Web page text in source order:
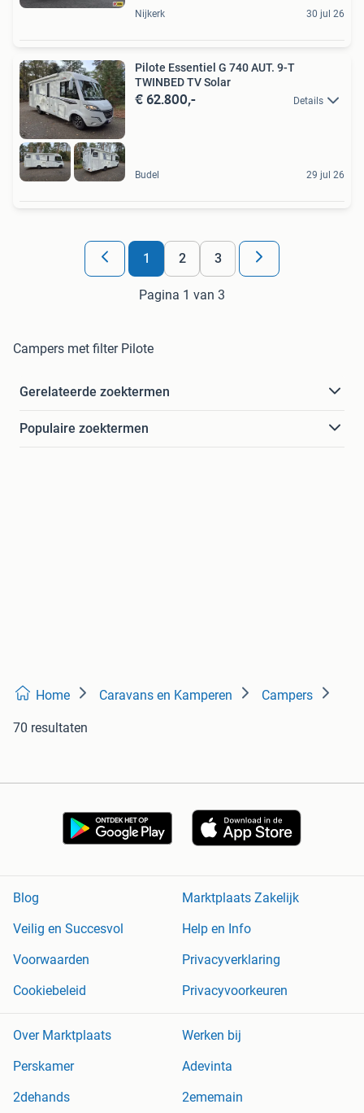
Nijkerk 30 jul 26
Pilote Essentiel G 740 AUT. 9-T
TWINBED TV Solar
€ 62.800,- Details
Budel 29 jul 26
1 2 3
Pagina 1 van 3
Campers met filter Pilote
Gerelateerde zoektermen
Populaire zoektermen
Home Caravans en Kamperen Campers
70 resultaten
Blog
Marktplaats Zakelijk
Veilig en Succesvol
Help en Info
Voorwaarden
Privacyverklaring
Cookiebeleid
Privacyvoorkeuren
Over Marktplaats
Werken bij
Perskamer
Adevinta
2dehands
2ememain